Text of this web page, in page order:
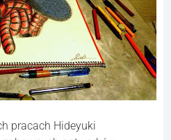
pracach Hideyuki